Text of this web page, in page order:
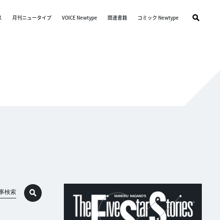
月刊ニュータイプ VOICE Newtype 関連書籍 コミック Newtype
検索